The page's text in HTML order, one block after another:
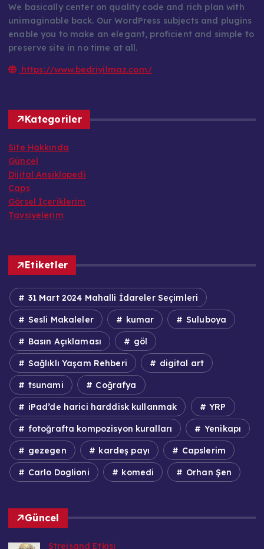
We basically center on quality code and rich plan with
unimaginable back. Our WordPress subjects and plugins
enable you to make an elegant, proficient and simple to
preserve site in no time at all.
https://www.bedriyilmaz.com/
Kategoriler
Site Hakkında
Güncel
Dijital Ansiklopedi
Caps
Görsel İçeriklerim
Tavsiyelerim
Etiketler
31 Mart 2024 Mahalli İdareler Seçimleri
Sesli Makaleler kumar Suluboya
Basın Açıklaması göl
Sağlıklı Yaşam Rehberi digital art
tsunami Coğrafya
iPad’de harici harddisk kullanmak YRP
fotoğrafta kompozisyon kuralları Yenikapı
gezegen kardeş payı Capslerim
Carlo Doglioni komedi Orhan Şen
Güncel
Streisand Etkisi